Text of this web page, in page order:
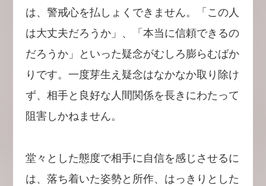
は、警戒心を払しょくできません。「この人
は大丈夫だろうか」、「本当に信頼できるの
だろうか」といった疑念がむしろ膨らむばか
りです。一度芽生え疑念はなかなか取り除け
ず、相手と良好な人間関係を長きにわたって
阻害しかねません。
堂々とした態度で相手に自信を感じさせるに
は、落ち着いた姿勢と所作、はっきりとした